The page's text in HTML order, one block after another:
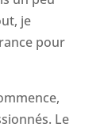
je
pour
Le